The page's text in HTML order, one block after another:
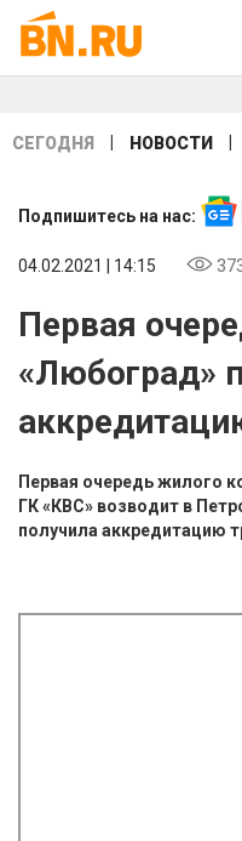
СЕГОДНЯ НОВОСТИ
Подпишитесь на нас:
04.02.2021 | 14:15
Первая
«Любоград»
Первая очередь жилого
ГК «КВС» возводит в
получила аккредитацию